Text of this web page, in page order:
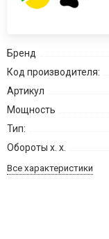
Бренд
Код производителя:
Артикул
Мощность
Тип:
Обороты х. х.
Все характеристики